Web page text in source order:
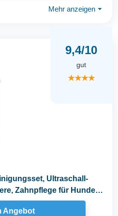
Mehr anzeigen ⏷
9,4/10
gut
★★★★
Ultraschall-
Zahnpflege für Hunde
Angebot